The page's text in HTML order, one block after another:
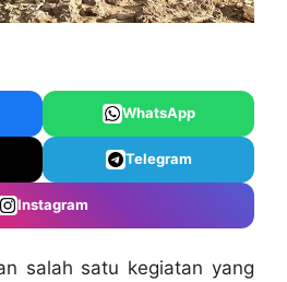
WhatsApp
Telegram
Instagram
salah satu kegiatan yang